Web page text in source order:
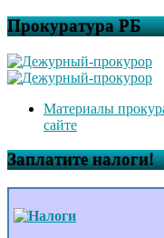
Прокуратура РБ
Материалы
сайте
Заплатите налоги!